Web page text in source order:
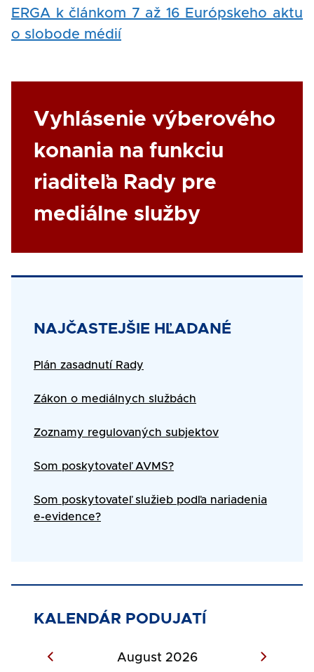
ERGA k článkom 7 až 16 Európskeho aktu
o slobode médií
Link
Vyhlásenie výberového
konania na funkciu
riaditeľa Rady pre
mediálne služby
Title
NAJČASTEJŠIE HĽADANÉ
Text
Plán zasadnutí Rady
Zákon o mediálnych službách
Zoznamy regulovaných subjektov
Som poskytovateľ AVMS?
Som poskytovateľ služieb podľa nariadenia
e-evidence?
KALENDÁR PODUJATÍ
August 2026